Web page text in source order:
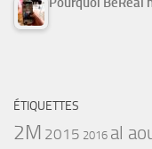
ÉTIQUETTES
2M 2015 2016 al